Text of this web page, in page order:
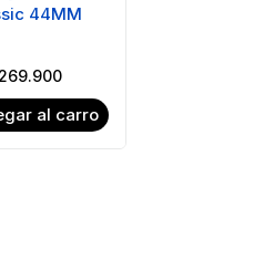
44MM
269.900
al carro